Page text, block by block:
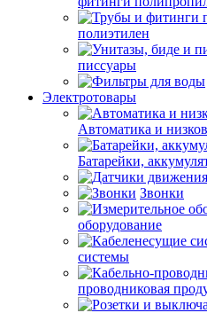
полиэтилен
писсуары
Электротовары
Автоматика и
Батарейки,
Звонки
оборудование
системы
проводниковая